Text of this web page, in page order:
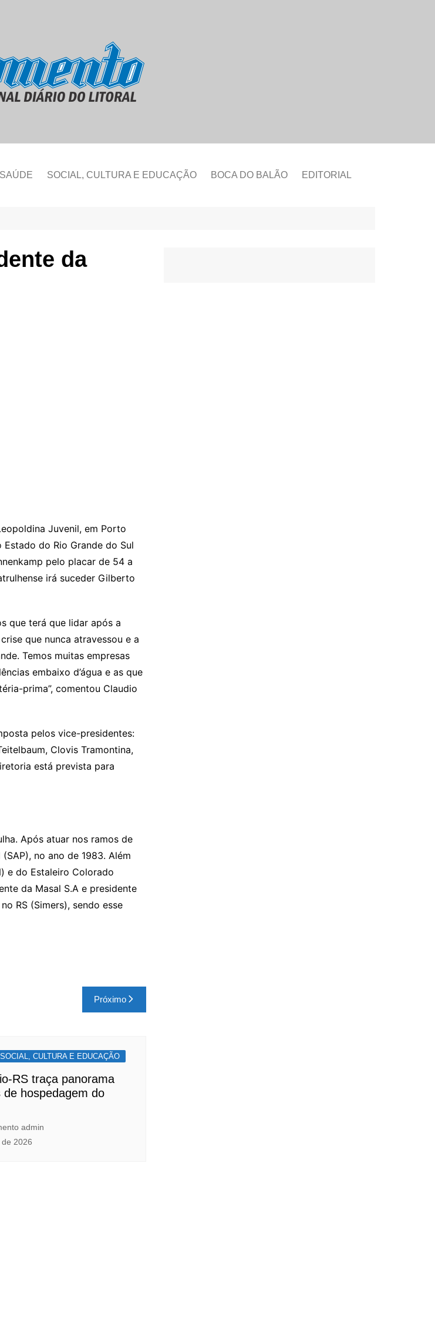
SAÚDE SOCIAL, CULTURA E EDUCAÇÃO BOCA DO BALÃO EDITORIAL
da
Juvenil, em Porto
do Rio Grande do Sul
pelo placar de 54 a
irá suceder Gilberto
que terá que lidar após a
que nunca atravessou e a
Temos muitas empresas
embaixo d’água e as que
prima”, comentou Claudio
pelos vice-presidentes:
Clovis Tramontina,
está prevista para
Após atuar nos ramos de
no ano de 1983. Além
e do Estaleiro Colorado
da Masal S.A e presidente
RS (Simers), sendo esse
Próximo
SOCIAL, CULTURA E EDUCAÇÃO
RS traça panorama
de hospedagem do
admin
2026